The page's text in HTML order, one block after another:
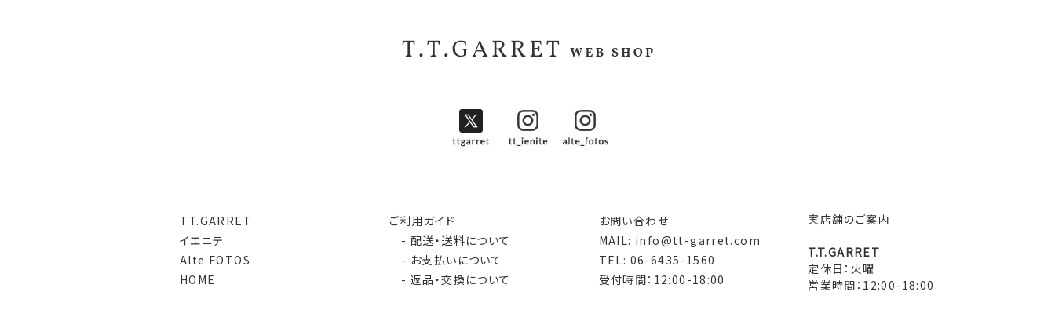
T.T.GARRET
イエニテ
Alte FOTOS
HOME
ご利用ガイド
- 配送・送料について
- お支払いについて
- 返品・交換について
お問い合わせ
MAIL: info@tt-garret.com
TEL: 06-6435-1560
受付時間：12:00-18:00
実店舗のご案内
T.T.GARRET
定休日：火曜
営業時間：12:00-18:00